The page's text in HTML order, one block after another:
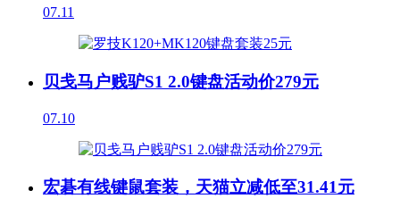
07.11
贝戋马户贱驴S1 2.0键盘活动价279元
07.10
宏碁有线键鼠套装，天猫立减低至31.41元